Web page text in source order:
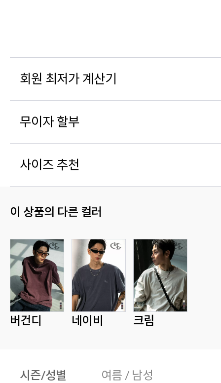
회원 최저가 계산기
무이자 할부
사이즈 추천
이 상품의 다른 컬러
버건디 네이비 크림
시즌/성별
여름 / 남성